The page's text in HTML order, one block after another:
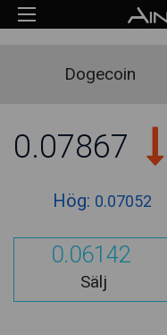
Dogecoin
0.07867
Hög: 0.07052
0.06142
Sälj